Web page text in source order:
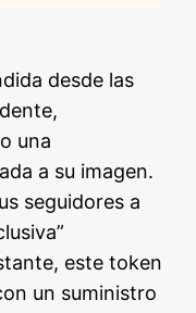
desde las
una
a su imagen.
seguidores a
este token
un suministro